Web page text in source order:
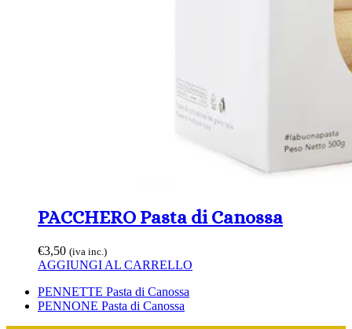
PACCHERO Pasta di Canossa
€3,50 (iva inc.)
AGGIUNGI AL CARRELLO
Slide
precedente:
PENNETTE Pasta di Canossa
visualizza
PENNONE Pasta di Canossa